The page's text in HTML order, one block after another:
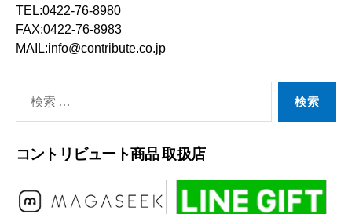
TEL:0422-76-8980
FAX:0422-76-8983
MAIL:info@contribute.co.jp
索
コントリビュート商品 取扱店